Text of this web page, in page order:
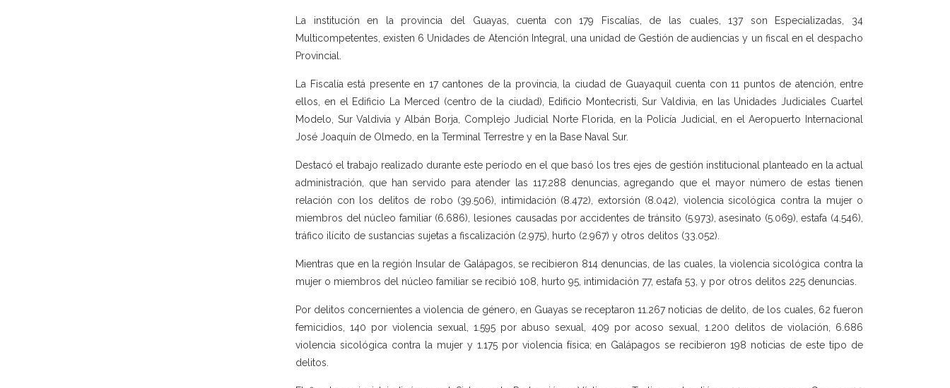
La institución en la provincia del Guayas, cuenta con 179 Fiscalías, de las cuales, 137 son Especializadas, 34
Multicompetentes, existen 6 Unidades de Atención Integral, una unidad de Gestión de audiencias y un fiscal en el despacho
Provincial.
La Fiscalía está presente en 17 cantones de la provincia, la ciudad de Guayaquil cuenta con 11 puntos de atención, entre
ellos, en el Edificio La Merced (centro de la ciudad), Edificio Montecristi, Sur Valdivia, en las Unidades Judiciales Cuartel
Modelo, Sur Valdivia y Albán Borja, Complejo Judicial Norte Florida, en la Policía Judicial, en el Aeropuerto Internacional
José Joaquín de Olmedo, en la Terminal Terrestre y en la Base Naval Sur.
Destacó el trabajo realizado durante este período en el que basó los tres ejes de gestión institucional planteado en la actual
administración, que han servido para atender las 117.288 denuncias, agregando que el mayor número de estas tienen
relación con los delitos de robo (39.506), intimidación (8.472), extorsión (8.042), violencia sicológica contra la mujer o
miembros del núcleo familiar (6.686), lesiones causadas por accidentes de tránsito (5.973), asesinato (5.069), estafa (4.546),
tráfico ilícito de sustancias sujetas a fiscalización (2.975), hurto (2.967) y otros delitos (33.052).
Mientras que en la región Insular de Galápagos, se recibieron 814 denuncias, de las cuales, la violencia sicológica contra la
mujer o miembros del núcleo familiar se recibió 108, hurto 95, intimidación 77, estafa 53, y por otros delitos 225 denuncias.
Por delitos concernientes a violencia de género, en Guayas se receptaron 11.267 noticias de delito, de los cuales, 62 fueron
femicidios, 140 por violencia sexual, 1.595 por abuso sexual, 409 por acoso sexual, 1.200 delitos de violación, 6.686
violencia sicológica contra la mujer y 1.175 por violencia física; en Galápagos se recibieron 198 noticias de este tipo de
delitos.